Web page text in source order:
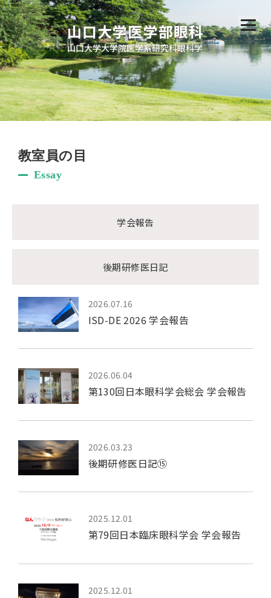
山口大学医学部眼科
山口大学大学院医学系研究科眼科学
教室員の目
Essay
学会報告
後期研修医日記
2026.07.16
ISD-DE 2026 学会報告
2026.06.04
第130回日本眼科学会総会 学会報告
2026.03.23
後期研修医日記⑮
2025.12.01
第79回日本臨床眼科学会 学会報告
2025.12.01